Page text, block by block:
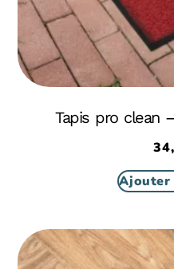
Tapis pro clean
Ajouter